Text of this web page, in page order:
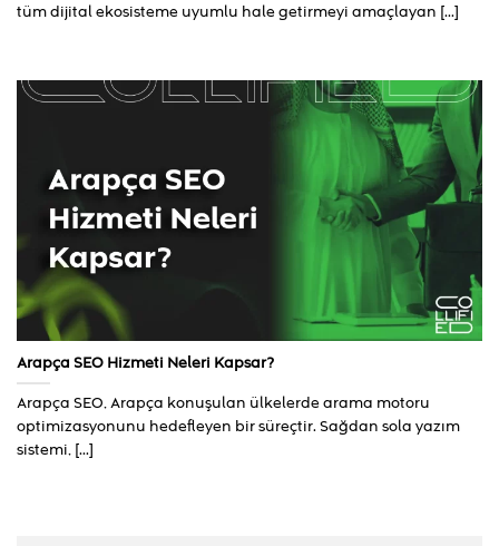
tüm dijital ekosisteme uyumlu hale getirmeyi amaçlayan [...]
Arapça SEO Hizmeti Neleri Kapsar?
Arapça SEO, Arapça konuşulan ülkelerde arama motoru
optimizasyonunu hedefleyen bir süreçtir. Sağdan sola yazım
sistemi, [...]